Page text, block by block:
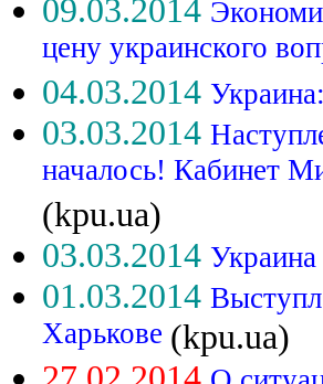
09.03.2014
цену украинского
04.03.2014
03.03.2014
началось! Кабинет
(kpu.ua)
03.03.2014
01.03.2014
Харькове (kpu.ua)